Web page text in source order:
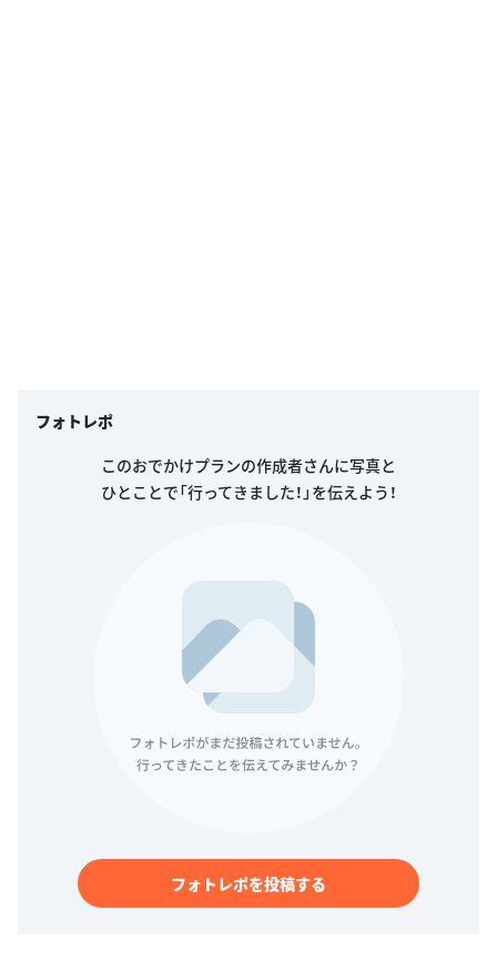
フォトレポ
このおでかけプランの作成者さんに写真と
ひとことで「行ってきました！」を伝えよう！
フォトレポを投稿する